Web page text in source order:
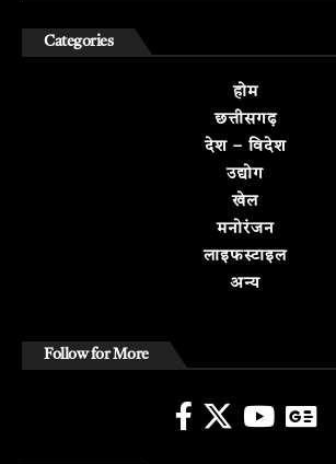
Categories
होम
छत्तीसगढ़
देश – विदेश
उद्योग
खेल
मनोरंजन
लाइफस्टाइल
अन्य
Follow for More